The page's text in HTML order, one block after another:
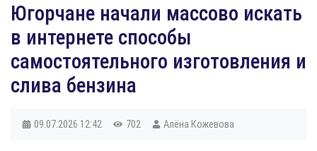
Югорчане начали массово искать
в интернете способы
самостоятельного изготовления и
слива бензина
09.07.2026 12:42 702 Алёна Кожевова